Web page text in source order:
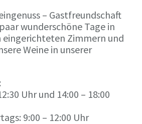
– Gastfreundschaft
wunderschöne Tage in
eingerichteten Zimmern und
Weine in unserer
Uhr und 14:00 – 18:00
9:00 – 12:00 Uhr